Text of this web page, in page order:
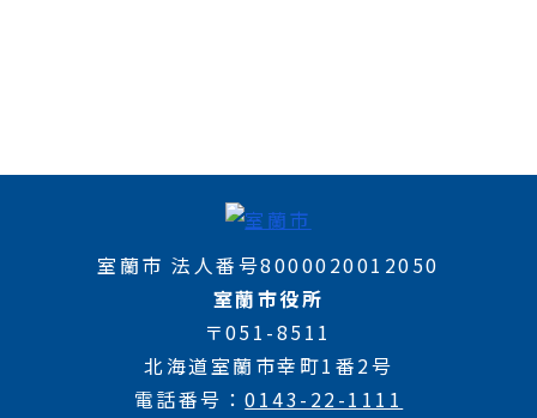
室蘭市 法人番号8000020012050
室蘭市役所
〒051-8511
北海道室蘭市幸町1番2号
電話番号
0143-22-1111